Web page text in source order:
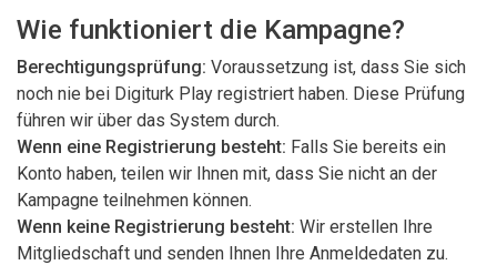
Wie funktioniert die Kampagne?
Berechtigungsprüfung: Voraussetzung ist, dass Sie sich
noch nie bei Digiturk Play registriert haben. Diese Prüfung
führen wir über das System durch.
Wenn eine Registrierung besteht: Falls Sie bereits ein
Konto haben, teilen wir Ihnen mit, dass Sie nicht an der
Kampagne teilnehmen können.
Wenn keine Registrierung besteht: Wir erstellen Ihre
Mitgliedschaft und senden Ihnen Ihre Anmeldedaten zu.